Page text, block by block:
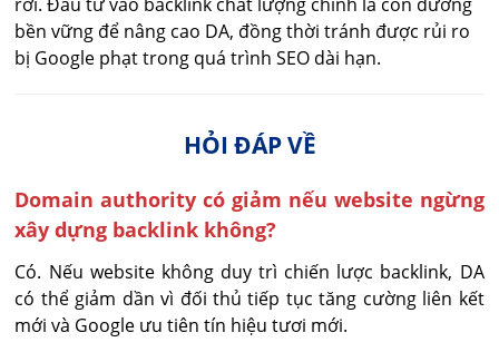
bền vững để nâng cao DA, đồng thời tránh được rủi ro
bị Google phạt trong quá trình SEO dài hạn.
HỎI ĐÁP VỀ
Domain authority có giảm nếu website ngừng
xây dựng backlink không?
Có. Nếu website không duy trì chiến lược backlink, DA
có thể giảm dần vì đối thủ tiếp tục tăng cường liên kết
mới và Google ưu tiên tín hiệu tươi mới.